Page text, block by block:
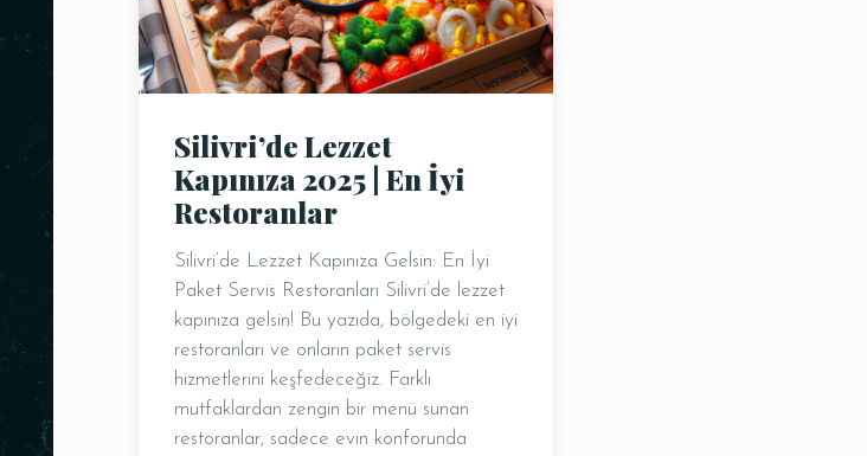
Silivri’de Lezzet
Kapınıza 2025 | En İyi
Restoranlar
Silivri’de Lezzet Kapınıza Gelsin: En İyi
Paket Servis Restoranları Silivri’de lezzet
kapınıza gelsin! Bu yazıda, bölgedeki en iyi
restoranları ve onların paket servis
hizmetlerini keşfedeceğiz. Farklı
mutfaklardan zengin bir menü sunan
restoranlar, sadece evin konforunda